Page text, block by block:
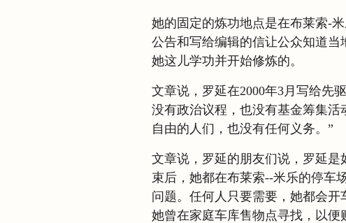
她的固定的炼功地点是在布莱索-
公告和写给编辑的信让公众知道
她这儿学功并开始修炼的。
文章说，罗延在2000年3月写给先
没有政治议程，也没有基金筹集
自由的人们，也没有任何义务。”
文章说，罗延的朋友们说，罗延
束后，她都在布莱索--米乐的停车
问题。任何人只要需要，她都会开
她曾在家庭车库售物点寻找，以便